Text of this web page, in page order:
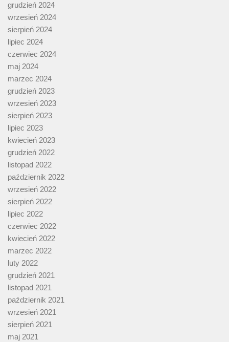
grudzień 2024
wrzesień 2024
sierpień 2024
lipiec 2024
czerwiec 2024
maj 2024
marzec 2024
grudzień 2023
wrzesień 2023
sierpień 2023
lipiec 2023
kwiecień 2023
grudzień 2022
listopad 2022
październik 2022
wrzesień 2022
sierpień 2022
lipiec 2022
czerwiec 2022
kwiecień 2022
marzec 2022
luty 2022
grudzień 2021
listopad 2021
październik 2021
wrzesień 2021
sierpień 2021
maj 2021